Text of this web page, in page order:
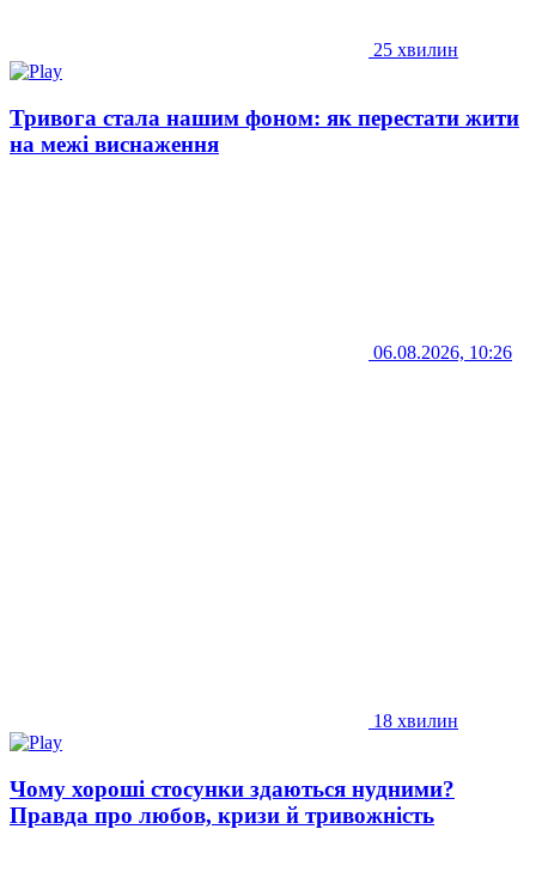
25 хвилин
Тривога стала нашим фоном: як перестати жити
на межі виснаження
06.08.2026, 10:26
18 хвилин
Чому хороші стосунки здаються нудними?
Правда про любов, кризи й тривожність